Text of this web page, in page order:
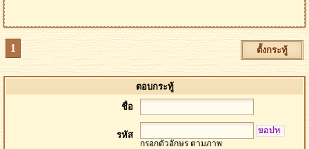
1 ตั้งกระทู้
ตอบกระทู้
ชื่อ
รหัส
กรอกตัวอักษร ตามภาพ